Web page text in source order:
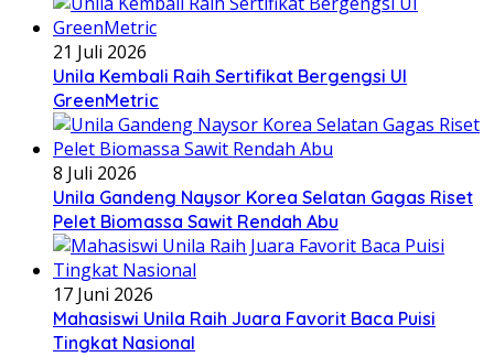
21 Juli 2026
Unila Kembali Raih Sertifikat Bergengsi UI
GreenMetric
8 Juli 2026
Unila Gandeng Naysor Korea Selatan Gagas Riset
Pelet Biomassa Sawit Rendah Abu
17 Juni 2026
Mahasiswi Unila Raih Juara Favorit Baca Puisi
Tingkat Nasional